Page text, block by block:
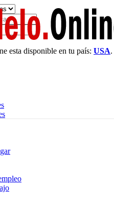
esta disponible en tu país: USA.